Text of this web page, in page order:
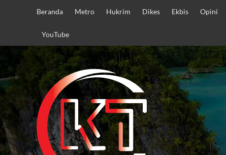
Beranda Metro Hukrim Dikes Ekbis Opini
YouTube